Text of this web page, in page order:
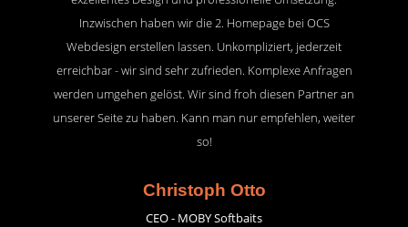
Inzwischen haben wir die 2. Homepage bei OCS
Webdesign erstellen lassen. Unkompliziert, jederzeit
erreichbar - wir sind sehr zufrieden. Komplexe Anfragen
werden umgehen gelöst. Wir sind froh diesen Partner an
unserer Seite zu haben. Kann man nur empfehlen, weiter
so!
Christoph Otto
CEO - MOBY Softbaits